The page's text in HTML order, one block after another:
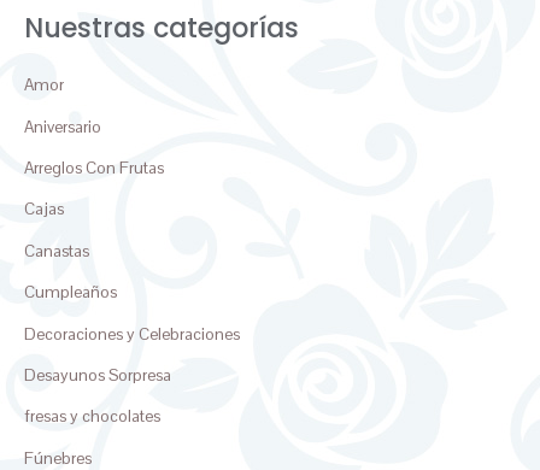
Nuestras categorías
Amor
Aniversario
Arreglos Con Frutas
Cajas
Canastas
Cumpleaños
Decoraciones y Celebraciones
Desayunos Sorpresa
fresas y chocolates
Fúnebres